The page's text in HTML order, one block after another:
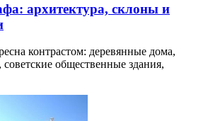
архитектура, склоны и
контрастом: деревянные дома,
советские общественные здания,